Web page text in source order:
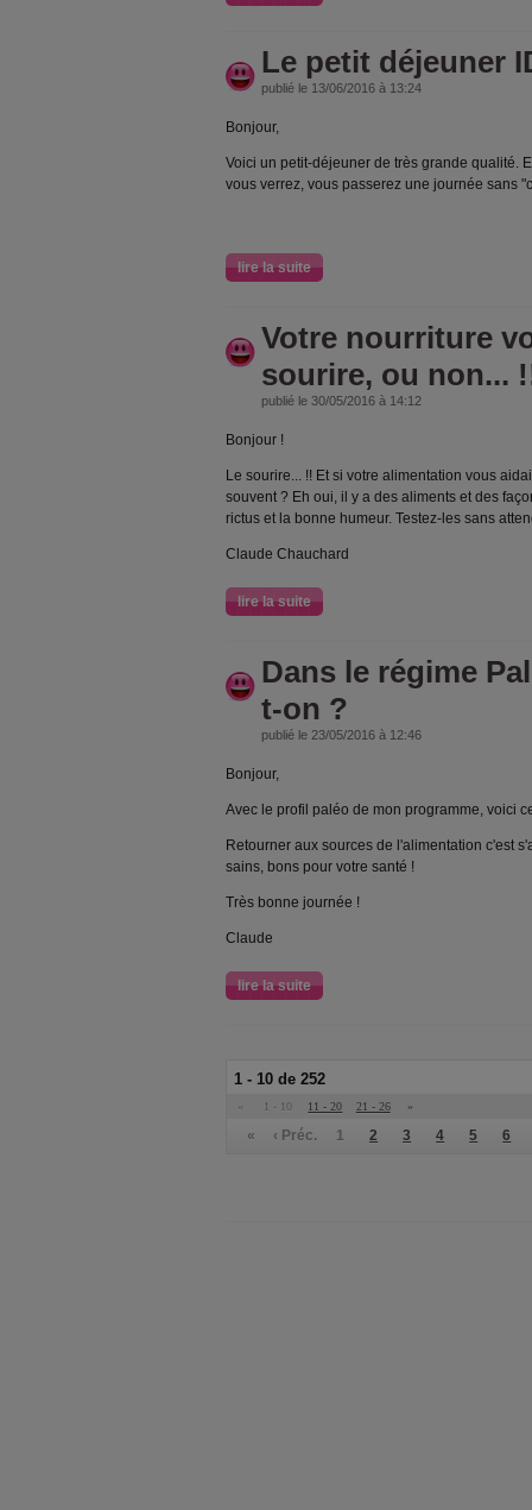
Le petit déjeuner
publié le 13/06/2016 à 13:24
Bonjour,
Voici un petit-déjeuner de très grande qualité.
vous verrez, vous passerez une journée sans
lire la suite
Votre nourriture
sourire, ou non...
publié le 30/05/2016 à 14:12
Bonjour !
Le sourire... !! Et si votre alimentation vous
souvent ? Eh oui, il y a des aliments et des
rictus et la bonne humeur. Testez-les sans
Claude Chauchard
lire la suite
Dans le régime
t-on ?
publié le 23/05/2016 à 12:46
Bonjour,
Avec le profil paléo de mon programme, voici
Retourner aux sources de l'alimentation c'est
sains, bons pour votre santé !
Très bonne journée !
Claude
lire la suite
1 - 10 de 252
« 1 - 10 11 - 20 21 - 26 »
« ‹ Préc. 1 2 3 4 5 6